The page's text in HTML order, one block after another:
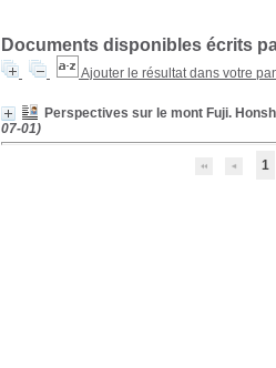
Documents disponibles écrits
Ajouter le résultat dans votre
Perspectives sur le mont Fuji.
07-01)
1